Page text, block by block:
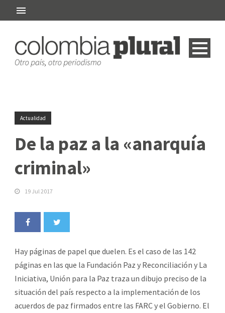
Actualidad
De la paz a la «anarquía
criminal»
19 Jul 2017
Hay páginas de papel que duelen. Es el caso de las 142
páginas en las que la Fundación Paz y Reconciliación y La
Iniciativa, Unión para la Paz traza un dibujo preciso de la
situación del país respecto a la implementación de los
acuerdos de paz firmados entre las FARC y el Gobierno. El